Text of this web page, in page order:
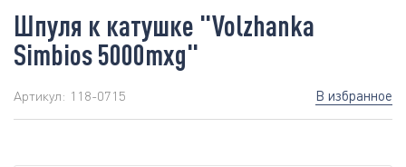
Шпуля к катушке "Volzhanka
Simbios 5000mxg"
Артикул: 118-0715 В избранное